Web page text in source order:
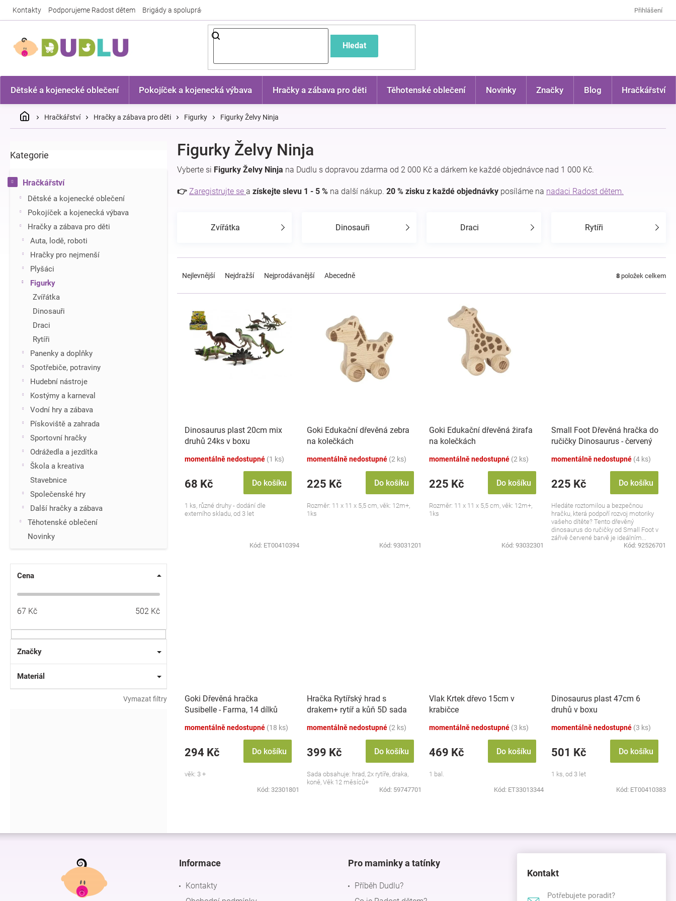
Kontakty Podporujeme Radost dětem Brigády a spolupráce Přihlášení
Hledat
Dětské a kojenecké oblečení Pokojíček a kojenecká výbava Hračky a zábava pro děti Těhotenské oblečení Novinky Značky Blog Hračkářství
DomůHračkářství Hračky a zábava pro děti Figurky Figurky Želvy Ninja
o
t
r
Přeskočit
Kategorie
Hračkářství
Dětské a kojenecké oblečení
Pokojíček a kojenecká výbava
Hračky a zábava pro děti
Auta, lodě, roboti
Hračky pro nejmenší
Plyšáci
Figurky
Zvířátka
Dinosauři
Draci
Rytíři
Panenky a doplňky
Spotřebiče, potraviny
Hudební nástroje
Kostýmy a karneval
Vodní hry a zábava
Pískoviště a zahrada
Sportovní hračky
Odrážedla a jezdítka
Škola a kreativa
Stavebnice
Společenské hry
Další hračky a zábava
Těhotenské oblečení
Novinky
Cena
67 Kč 502 Kč
Značky
Materiál
Vymazat filtry
Figurky Želvy Ninja
Vyberte si Figurky Želvy Ninja na Dudlu s dopravou zdarma od 2 000 Kč a dárkem ke každé objednávce nad 1 000 Kč.
👉 Zaregistrujte se a získejte slevu 1 - 5 % na další nákup. 20 % zisku z každé objednávky posíláme na nadaci Radost dětem.
Zvířátka Dinosauři Draci Rytíři
e
Nejlevnější Nejdražší Nejprodávanější Abecedně 8 položek celkem
Dinosaurus plast 20cm mix
druhů 24ks v boxu
momentálně nedostupné (1 ks)
68 Kč Do košíku
1 ks, různé druhy - dodání dle
externího skladu, od 3 let
Kód: ET00410394
Goki Edukační dřevěná zebra
na kolečkách
momentálně nedostupné (2 ks)
225 Kč Do košíku
Rozměr: 11 x 11 x 5,5 cm, věk: 12m+,
1ks
Kód: 93031201
Goki Edukační dřevěná žirafa
na kolečkách
momentálně nedostupné (2 ks)
225 Kč Do košíku
Rozměr: 11 x 11 x 5,5 cm, věk: 12m+,
1ks
Kód: 93032301
Small Foot Dřevěná hračka do
ručičky Dinosaurus - červený
momentálně nedostupné (4 ks)
225 Kč Do košíku
Hledáte roztomilou a bezpečnou
hračku, která podpoří rozvoj motoriky
vašeho dítěte? Tento dřevěný
dinosaurus do ručičky od Small Foot v
zářivě červené barvě je ideálním...
Kód: 92526701
Goki Dřevěná hračka
Susibelle - Farma, 14 dílků
momentálně nedostupné (18 ks)
294 Kč Do košíku
věk: 3 +
Kód: 32301801
Hračka Rytířský hrad s
drakem+ rytíř a kůň 5D sada
momentálně nedostupné (2 ks)
399 Kč Do košíku
Sada obsahuje: hrad, 2x rytíře, draka,
koně, Věk 12 měsíců+
Kód: 59747701
Vlak Krtek dřevo 15cm v
krabičce
momentálně nedostupné (3 ks)
469 Kč Do košíku
1 bal.
Kód: ET33013344
Dinosaurus plast 47cm 6
druhů v boxu
momentálně nedostupné (3 ks)
501 Kč Do košíku
1 ks, od 3 let
Kód: ET00410383
v
d
Z
Informace
Kontakty
Pro maminky a tatínky
Příběh Dudlu?
Kontakt
Potřebujete poradit?